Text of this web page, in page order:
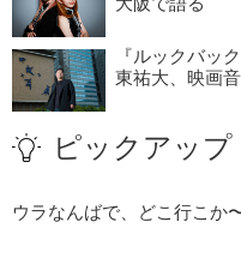
『ルックバッ
東祐大、映画
ピックアップ
ウラなんばで、どこ行こか